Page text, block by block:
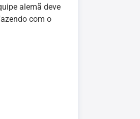
alemã deve
com o